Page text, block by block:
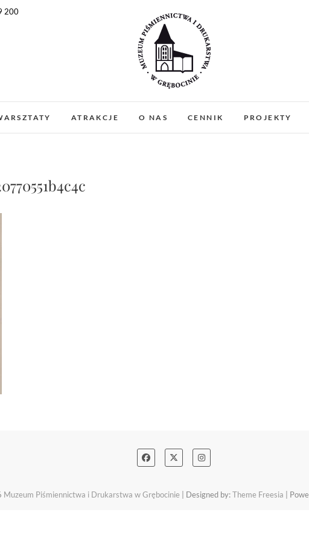
200
Muzeum
WARSZTATY I
ATRAKCJE O NAS CENNIK PROJEKTY
Muzeum Piśmiennictwa i Drukarstwa w Grębocinie | Designed by:Theme Freesia |